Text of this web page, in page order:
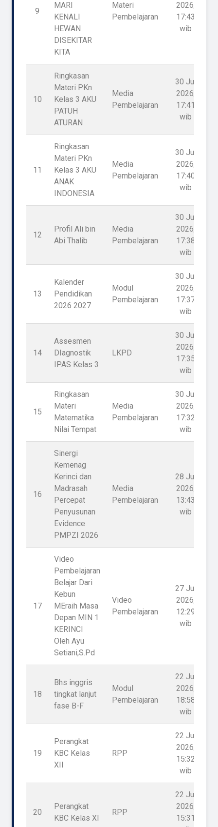
9
MARI
KENALI
HEWAN
DISEKITAR
KITA
Materi
Pembelajaran
2026,
17:43
wib
10
Ringkasan
Materi PKn
Kelas 3 AKU
PATUH
ATURAN
Media
Pembelajaran
30 Jul
2026,
17:41
wib
11
Ringkasan
Materi PKn
Kelas 3 AKU
ANAK
INDONESIA
Media
Pembelajaran
30 Jul
2026,
17:40
wib
12
Profil Ali bin
Abi Thalib
Media
Pembelajaran
30 Jul
2026,
17:38
wib
13
Kalender
Pendidikan
2026 2027
Modul
Pembelajaran
30 Jul
2026,
17:37
wib
14
Assesmen
DIagnostik
IPAS Kelas 3
LKPD
30 Jul
2026,
17:35
wib
15
Ringkasan
Materi
Matematika
Nilai Tempat
Media
Pembelajaran
30 Jul
2026,
17:32
wib
16
Sinergi
Kemenag
Kerinci dan
Madrasah
Percepat
Penyusunan
Evidence
PMPZI 2026
Media
Pembelajaran
28 Jul
2026,
13:43
wib
17
Video
Pembelajaran
Belajar Dari
Kebun
MEraih Masa
Depan MIN 1
KERINCI
Oleh Ayu
Setiani,S.Pd
Video
Pembelajaran
27 Jul
2026,
12:29
wib
18
Bhs inggris
tingkat lanjut
fase B-F
Modul
Pembelajaran
22 Jul
2026,
18:58
wib
19
Perangkat
KBC Kelas
XII
RPP
22 Jul
2026,
15:32
wib
20
Perangkat
KBC Kelas XI
RPP
22 Jul
2026,
15:31